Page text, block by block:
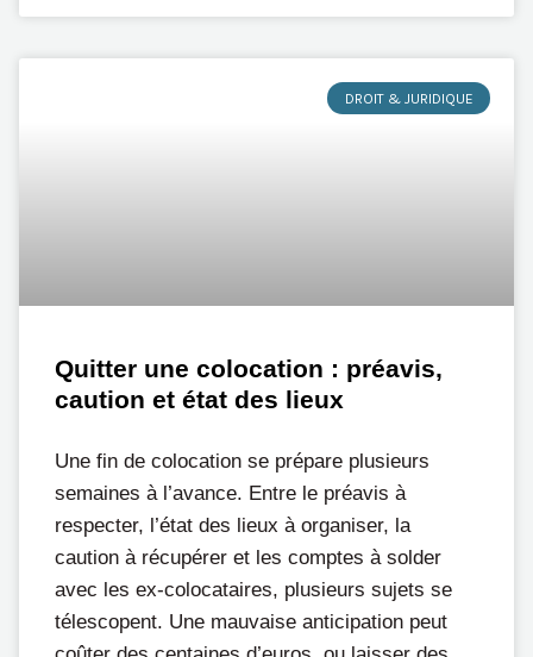
DROIT & JURIDIQUE
Quitter une colocation : préavis,
caution et état des lieux
Une fin de colocation se prépare plusieurs
semaines à l’avance. Entre le préavis à
respecter, l’état des lieux à organiser, la
caution à récupérer et les comptes à solder
avec les ex-colocataires, plusieurs sujets se
télescopent. Une mauvaise anticipation peut